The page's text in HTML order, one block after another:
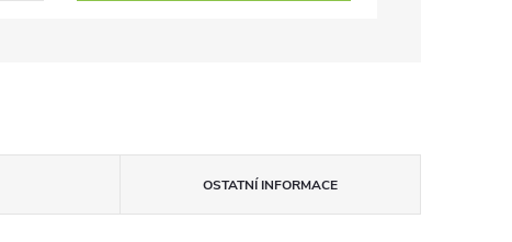
OSTATNÍ INFORMACE